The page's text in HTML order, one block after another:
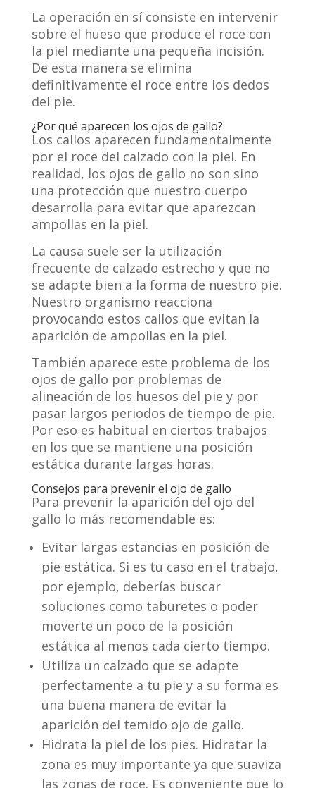
La operación en sí consiste en intervenir
sobre el hueso que produce el roce con
la piel mediante una pequeña incisión.
De esta manera se elimina
definitivamente el roce entre los dedos
del pie.
¿Por qué aparecen los ojos de gallo?
Los callos aparecen fundamentalmente
por el roce del calzado con la piel. En
realidad, los ojos de gallo no son sino
una protección que nuestro cuerpo
desarrolla para evitar que aparezcan
ampollas en la piel.
La causa suele ser la utilización
frecuente de calzado estrecho y que no
se adapte bien a la forma de nuestro pie.
Nuestro organismo reacciona
provocando estos callos que evitan la
aparición de ampollas en la piel.
También aparece este problema de los
ojos de gallo por problemas de
alineación de los huesos del pie y por
pasar largos periodos de tiempo de pie.
Por eso es habitual en ciertos trabajos
en los que se mantiene una posición
estática durante largas horas.
Consejos para prevenir el ojo de gallo
Para prevenir la aparición del ojo del
gallo lo más recomendable es:
Evitar largas estancias en posición de
pie estática. Si es tu caso en el trabajo,
por ejemplo, deberías buscar
soluciones como taburetes o poder
moverte un poco de la posición
estática al menos cada cierto tiempo.
Utiliza un calzado que se adapte
perfectamente a tu pie y a su forma es
una buena manera de evitar la
aparición del temido ojo de gallo.
Hidrata la piel de los pies. Hidratar la
zona es muy importante ya que suaviza
las zonas de roce. Es conveniente que lo